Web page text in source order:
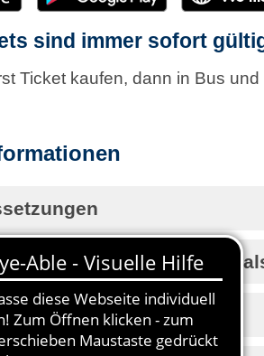
sind immer sofort
Ticket kaufen, dann in Bus
erhalten Sie